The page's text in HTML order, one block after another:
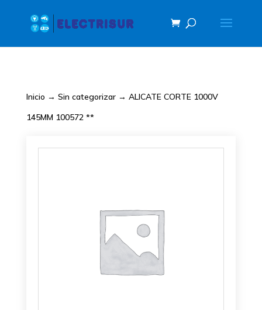
Inicio → Sin categorizar→ ALICATE CORTE 1000V
145MM 100572 **